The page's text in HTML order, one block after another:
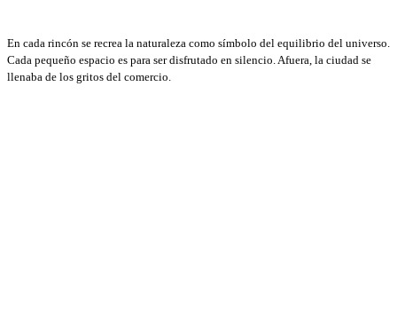
En cada rincón se recrea la naturaleza como símbolo del equilibrio del universo.
Cada pequeño espacio es para ser disfrutado en silencio. Afuera, la ciudad se
llenaba de los gritos del comercio.